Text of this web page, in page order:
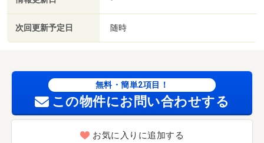
次回更新予定日 随時
無料・簡単2項目！
この物件にお問い合わせする
お気に入りに追加する